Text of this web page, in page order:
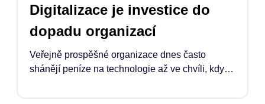
Digitalizace je investice do
dopadu organizací
Veřejně prospěšné organizace dnes často
shánějí peníze na technologie až ve chvíli, kdy